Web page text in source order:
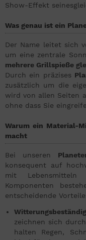
Show-Effekt
Was genau ist ein
Der Name leitet sich
um eine zentrale
mehrere Grillspieße
Durch ein präzises
zusätzlich um die
wird von allen Seiten
ohne dass Sie
Warum ein Material-
macht
Bei unseren
konsequent auf
mit Lebensmitteln
Komponenten
entscheidende
zeichnen sich
halten Regen,